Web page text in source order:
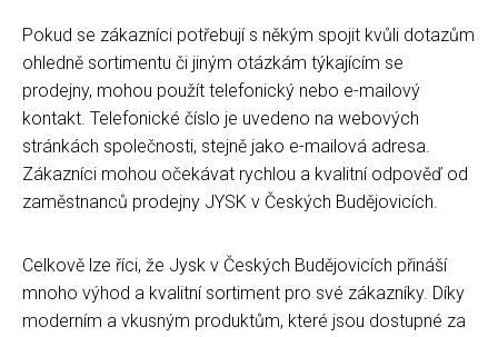
Pokud se zákazníci potřebují s někým spojit kvůli dotazům
ohledně sortimentu či jiným otázkám týkajícím se
prodejny, mohou použít telefonický nebo e-mailový
kontakt. Telefonické číslo je uvedeno na webových
stránkách společnosti, stejně jako e-mailová adresa.
Zákazníci mohou očekávat rychlou a kvalitní odpověď od
zaměstnanců prodejny JYSK v Českých Budějovicích.
Celkově lze říci, že Jysk v Českých Budějovicích přináší
mnoho výhod a kvalitní sortiment pro své zákazníky. Díky
moderním a vkusným produktům, které jsou dostupné za